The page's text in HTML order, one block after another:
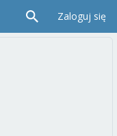
Zaloguj się